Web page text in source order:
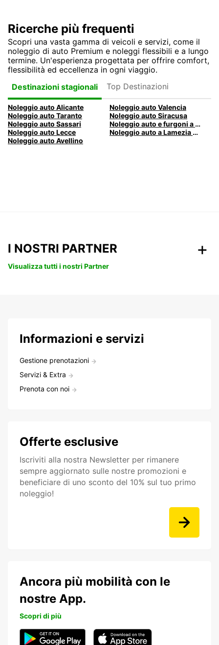
Ricerche più frequenti
Scopri una vasta gamma di veicoli e servizi, come il
noleggio di auto Premium e noleggi flessibili e a lungo
termine. Un'esperienza progettata per offrire comfort,
flessibilità ed eccellenza in ogni viaggio.
Destinazioni stagionali
Top Destinazioni
Noleggio auto Alicante
Noleggio auto Valencia
Noleggio auto Taranto
Noleggio auto Siracusa
Noleggio auto Sassari
Noleggio auto e furgoni a Pescara
Noleggio auto Lecce
Noleggio auto a Lamezia Terme, Italia
Noleggio auto Avellino
I NOSTRI PARTNER
Visualizza tutti i nostri Partner
Informazioni e servizi
Gestione prenotazioni
Servizi & Extra
Prenota con noi
Offerte esclusive
Iscriviti alla nostra Newsletter per rimanere
sempre aggiornato sulle nostre promozioni e
beneficiare di uno sconto del 10% sul tuo primo
noleggio!
Ancora più mobilità con le
nostre App.
Scopri di più